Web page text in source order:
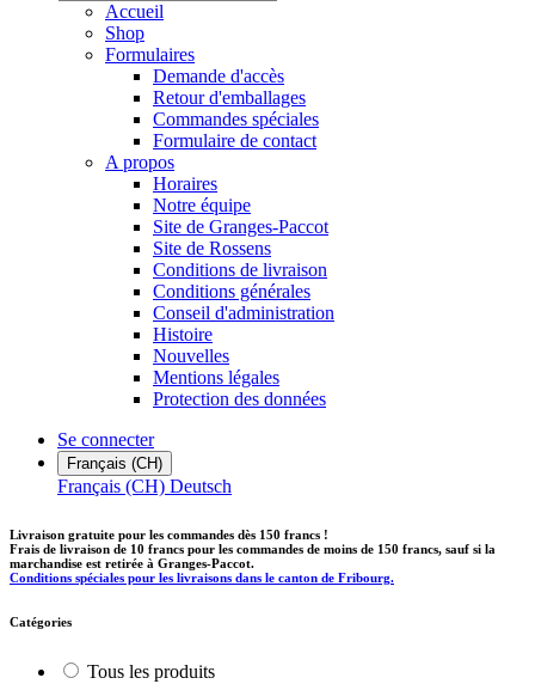
Accueil
Shop
Formulaires
Demande d'accès
Retour d'emballages
Commandes spéciales
Formulaire de contact
A propos
Horaires
Notre équipe
Site de Granges-Paccot
Site de Rossens
Conditions de livraison
Conditions générales
Conseil d'administration
Histoire
Nouvelles
Mentions légales
Protection des données
Se connecter
Français (CH)
Français (CH) Deutsch
Livraison gratuite pour les commandes dès 150 francs !
Frais de livraison de 10 francs pour les commandes de moins de 150 francs, sauf si la
marchandise est retirée à Granges-Paccot.
Conditions spéciales pour les livraisons dans le canton de Fribourg.
Catégories
Tous les produits